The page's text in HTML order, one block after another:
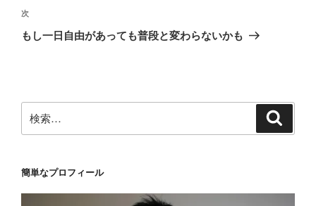
ビ
ゲ
ン
稿
次
の
次
もし一日自由があっても普段と変わらないかも
索:
簡単なプロフィール